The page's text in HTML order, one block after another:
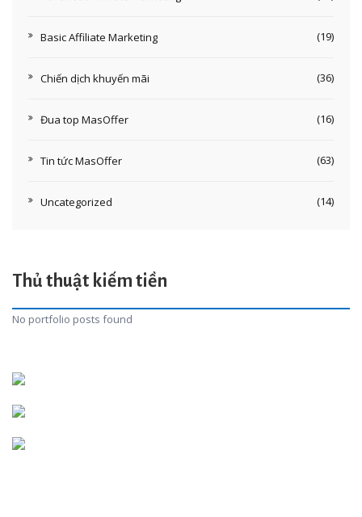
Basic Affiliate Marketing (19)
Chiến dịch khuyến mãi (36)
Đua top MasOffer (16)
Tin tức MasOffer (63)
Uncategorized (14)
Thủ thuật kiếm tiền
No portfolio posts found